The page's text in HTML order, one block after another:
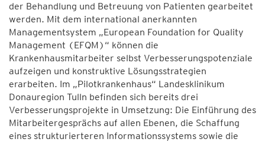
der Behandlung und Betreuung von Patienten gearbeitet
werden. Mit dem international anerkannten
Managementsystem „European Foundation for Quality
Management (EFQM)“ können die
Krankenhausmitarbeiter selbst Verbesserungspotenziale
aufzeigen und konstruktive Lösungsstrategien
erarbeiten. Im „Pilotkrankenhaus“ Landesklinikum
Donauregion Tulln befinden sich bereits drei
Verbesserungsprojekte in Umsetzung: Die Einführung des
Mitarbeitergesprächs auf allen Ebenen, die Schaffung
eines strukturierteren Informationssystems sowie die